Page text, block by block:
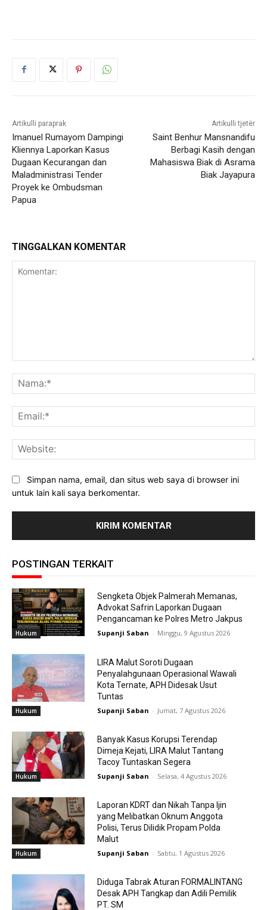
Artikulli paraprak
Imanuel Rumayom Dampingi
Kliennya Laporkan Kasus
Dugaan Kecurangan dan
Maladministrasi Tender
Proyek ke Ombudsman
Papua
Artikulli tjetër
Saint Benhur Mansnandifu
Berbagi Kasih dengan
Mahasiswa Biak di Asrama
Biak Jayapura
TINGGALKAN KOMENTAR
Simpan nama, email, dan situs web saya di browser ini
untuk lain kali saya berkomentar.
POSTINGAN TERKAIT
Hukum
Sengketa Objek Palmerah Memanas,
Advokat Safrin Laporkan Dugaan
Pengancaman ke Polres Metro Jakpus
Supanji Saban - Minggu, 9 Agustus 2026
Hukum
LIRA Malut Soroti Dugaan
Penyalahgunaan Operasional Wawali
Kota Ternate, APH Didesak Usut
Tuntas
Supanji Saban - Jumat, 7 Agustus 2026
Hukum
Banyak Kasus Korupsi Terendap
Dimeja Kejati, LIRA Malut Tantang
Tacoy Tuntaskan Segera
Supanji Saban - Selasa, 4 Agustus 2026
Hukum
Laporan KDRT dan Nikah Tanpa Ijin
yang Melibatkan Oknum Anggota
Polisi, Terus Dilidik Propam Polda
Malut
Supanji Saban - Sabtu, 1 Agustus 2026
Diduga Tabrak Aturan FORMALINTANG
Desak APH Tangkap dan Adili Pemilik
PT. SM